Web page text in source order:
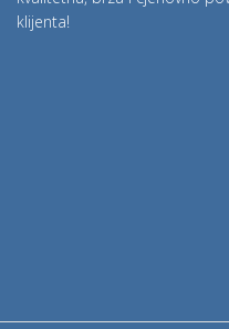
klijenta!